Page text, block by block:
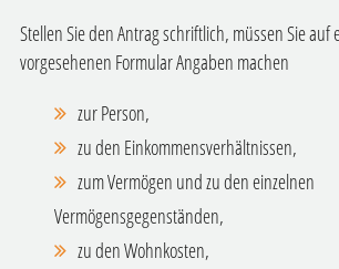
Stellen Sie den Antrag schriftlich, müssen Sie auf
vorgesehenen Formular Angaben machen
zur Person,
zu den Einkommensverhältnissen,
zum Vermögen und zu den einzelnen
Vermögensgegenständen,
zu den Wohnkosten,